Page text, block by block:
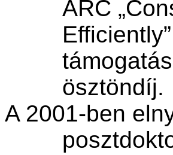
ARC
Efficiently”
ösztöndíj.
A 2001-ben